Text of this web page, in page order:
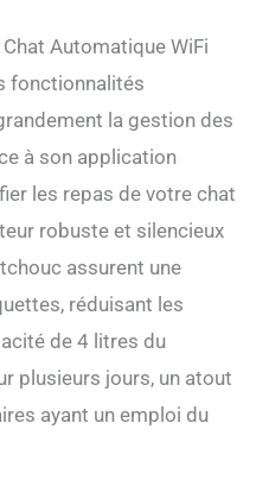
Automatique WiFi
fonctionnalités
la gestion des
à son application
les repas de votre chat
robuste et silencieux
assurent une
réduisant les
de 4 litres du
plusieurs jours, un atout
ayant un emploi du